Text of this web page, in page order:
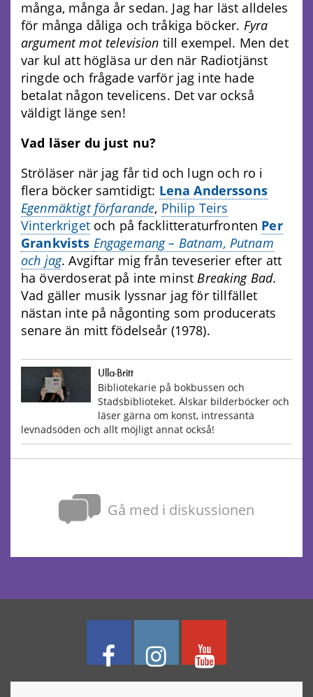
många, många år sedan. Jag har läst alldeles
för många dåliga och tråkiga böcker. Fyra
argument mot television till exempel. Men det
var kul att högläsa ur den när Radiotjänst
ringde och frågade varför jag inte hade
betalat någon tevelicens. Det var också
väldigt länge sen!
Vad läser du just nu?
Ströläser när jag får tid och lugn och ro i
flera böcker samtidigt: Lena Anderssons
Egenmäktigt förfarande, Philip Teirs
Vinterkrigetoch på facklitteraturfronten Per
Grankvists Engagemang – Batnam, Putnam
och jag. Avgiftar mig från teveserier efter att
ha överdoserat på inte minstBreaking Bad.
Vad gäller musik lyssnar jag för tillfället
nästan inte på någonting som producerats
senare än mitt födelseår (1978).
Ulla-Britt
Bibliotekarie på bokbussen och
Stadsbiblioteket. Älskar bilderböcker och
läser gärna om konst, intressanta
levnadsöden och allt möjligt annat också!
Gå med i diskussionen